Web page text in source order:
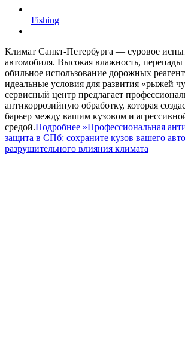
Fishing
Климат Санкт-Петербурга — суровое
автомобиля. Высокая влажность, перепады
обильное использование дорожных
идеальные условия для развития «рыжей
сервисный центр предлагает
антикоррозийную обработку, которая
барьер между вашим кузовом и
средой.Подробнее »Профессиональная
защита в СПб: сохраните кузов вашего
разрушительного влияния климата